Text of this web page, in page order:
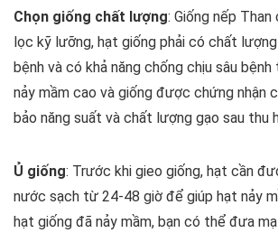
Chọn giống chất lượng: Giống nếp
lọc kỹ lưỡng, hạt giống phải có chất
bệnh và có khả năng chống chịu sâu
nảy mầm cao và giống được chứng nhận
bảo năng suất và chất lượng gạo sau thu
Ủ giống: Trước khi gieo giống, hạt cần
nước sạch từ 24-48 giờ để giúp hạt nảy
hạt giống đã nảy mầm, bạn có thể đưa